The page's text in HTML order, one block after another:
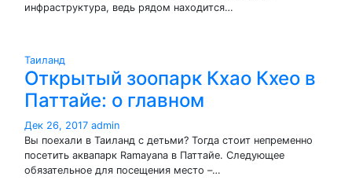
инфраструктура, ведь рядом находится…
Таиланд
Открытый зоопарк Кхао Кхео в
Паттайе: о главном
Дек 26, 2017 admin
Вы поехали в Таиланд с детьми? Тогда стоит непременно
посетить аквапарк Ramayana в Паттайе. Следующее
обязательное для посещения место –…